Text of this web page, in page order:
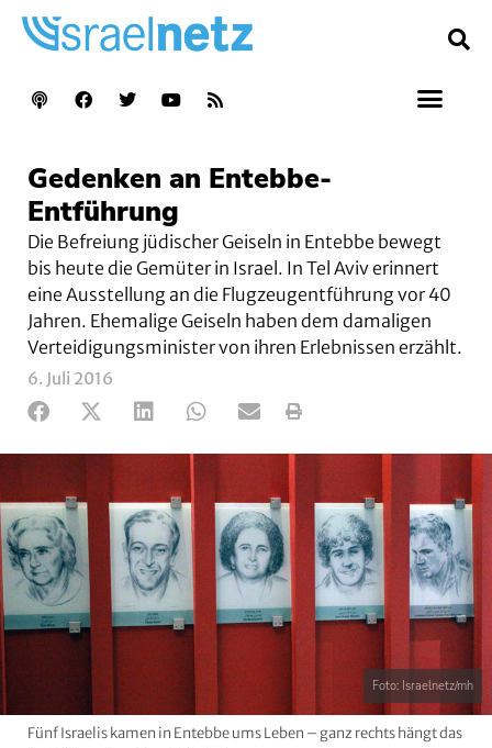
Gedenken an Entebbe-
Entführung
Die Befreiung jüdischer Geiseln in Entebbe bewegt
bis heute die Gemüter in Israel. In Tel Aviv erinnert
eine Ausstellung an die Flugzeugentführung vor 40
Jahren. Ehemalige Geiseln haben dem damaligen
Verteidigungsminister von ihren Erlebnissen erzählt.
6. Juli 2016
Foto: Israelnetz/mh
Fünf Israelis kamen in Entebbe ums Leben – ganz rechts hängt das